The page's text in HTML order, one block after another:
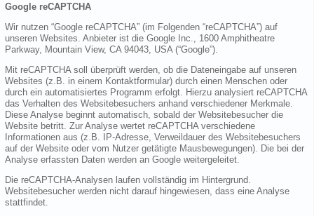
Google reCAPTCHA
Wir nutzen “Google reCAPTCHA” (im Folgenden “reCAPTCHA”) auf
unseren Websites. Anbieter ist die Google Inc., 1600 Amphitheatre
Parkway, Mountain View, CA 94043, USA (“Google”).
Mit reCAPTCHA soll überprüft werden, ob die Dateneingabe auf unseren
Websites (z.B. in einem Kontaktformular) durch einen Menschen oder
durch ein automatisiertes Programm erfolgt. Hierzu analysiert reCAPTCHA
das Verhalten des Websitebesuchers anhand verschiedener Merkmale.
Diese Analyse beginnt automatisch, sobald der Websitebesucher die
Website betritt. Zur Analyse wertet reCAPTCHA verschiedene
Informationen aus (z.B. IP-Adresse, Verweildauer des Websitebesuchers
auf der Website oder vom Nutzer getätigte Mausbewegungen). Die bei der
Analyse erfassten Daten werden an Google weitergeleitet.
Die reCAPTCHA-Analysen laufen vollständig im Hintergrund.
Websitebesucher werden nicht darauf hingewiesen, dass eine Analyse
stattfindet.